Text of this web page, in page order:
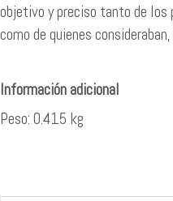
objetivo y preciso tanto de los
como de quienes
Peso 0.415 kg